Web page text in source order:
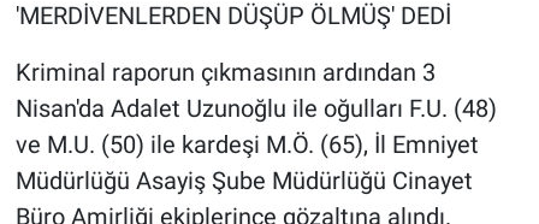
'MERDİVENLERDEN DÜŞÜP ÖLMÜŞ' DEDİ
Kriminal raporun çıkmasının ardından 3
Nisan'da Adalet Uzunoğlu ile oğulları F.U. (48)
ve M.U. (50) ile kardeşi M.Ö. (65), İl Emniyet
Müdürlüğü Asayiş Şube Müdürlüğü Cinayet
Büro Amirliği ekiplerince gözaltına alındı.